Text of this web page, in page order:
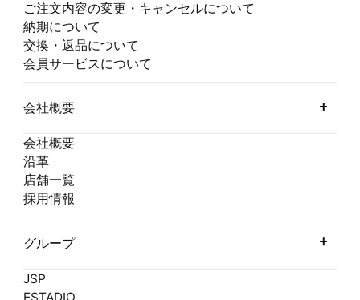
ご注文内容の変更・キャンセルについて
納期について
交換・返品について
会員サービスについて
会社概要
会社概要
沿革
店舗一覧
採用情報
グループ
JSP